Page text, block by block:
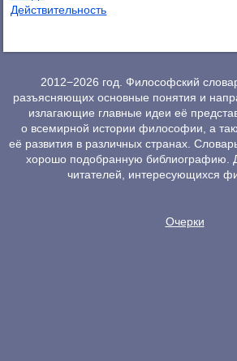
Действительность
2012−2026 год. Философский
разъясняющих основные понятия и
излагающие главные идеи её
о всемирной истории философии, а
её развития в различных странах.
хорошо подобранную библиографию.
читателей, интересующихся
Очерки